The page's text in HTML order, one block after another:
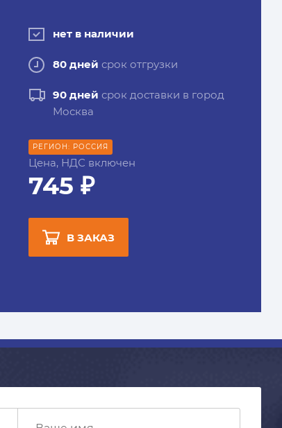
нет в наличии
80 дней срок отгрузки
90 дней срок доставки в город
Москва
РЕГИОН: РОССИЯ
Цена, НДС включен
745 ₽
В ЗАКАЗ